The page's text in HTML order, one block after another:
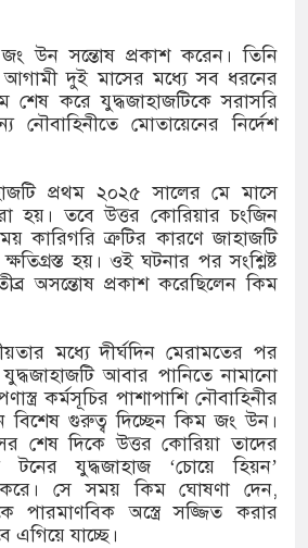
এ আবারও বিদ্যুৎ উৎপাদন
জালের জড়ালে মারাত্মক
নিহত ১
কর্মচারী বরখাস্ত
-র ২ বছর পূর্তি
উন সন্তোষ প্রকাশ করেন। তিনি
আগামী দুই মাসের মধ্যে সব ধরনের
শেষ করে যুদ্ধজাহাজটিকে সরাসরি
নৌবাহিনীতে মোতায়েনের নির্দেশ
প্রথম ২০২৫ সালের মে মাসে
হয়। তবে উত্তর কোরিয়ার চংজিন
কারিগরি ত্রুটির কারণে জাহাজটি
হয়। ওই ঘটনার পর সংশ্লিষ্ট
অসন্তোষ প্রকাশ করেছিলেন কিম
মধ্যে দীর্ঘদিন মেরামতের পর
আবার পানিতে নামানো
কর্মসূচির পাশাপাশি নৌবাহিনীর
গুরুত্ব দিচ্ছেন কিম জং উন।
শেষ দিকে উত্তর কোরিয়া তাদের
যুদ্ধজাহাজ ‘চোয়ে হিয়ন’
করে। সে সময় কিম ঘোষণা দেন,
পারমাণবিক অস্ত্রে সজ্জিত করার
যাচ্ছে।